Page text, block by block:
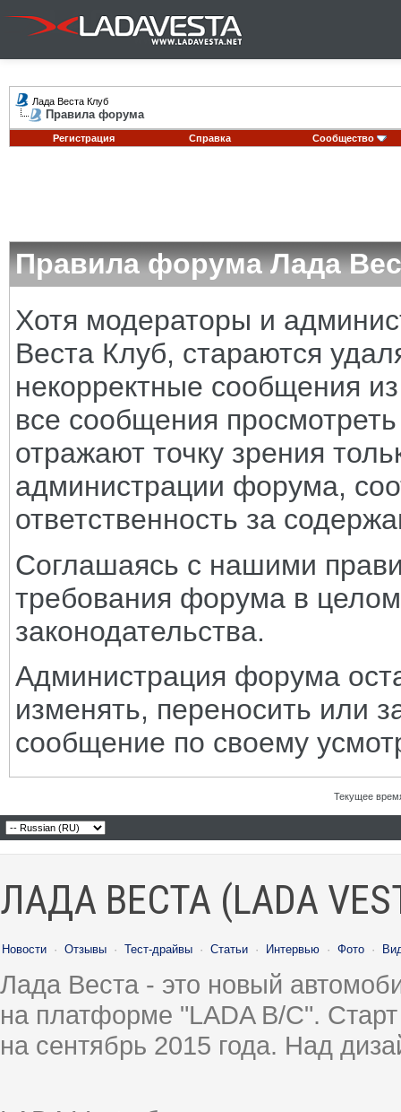
Лада Веста Клуб
Правила форума
Регистрация Справка Сообщество
Правила форума Лада
Хотя модераторы и
Веста Клуб, стараются
некорректные сообщения
все сообщения
отражают точку зрения
администрации форума,
ответственность за
Соглашаясь с нашими
требования форума в
законодательства.
Администрация форума
изменять, переносить или
сообщение по своему
Текущее
ЛАДА ВЕСТА (LADA
Новости · Отзывы · Тест-драйвы · Статьи · Интервью · Фото ·
Лада Веста - это новый
на платформе "LADA B/C".
на сентябрь 2015 года. Над